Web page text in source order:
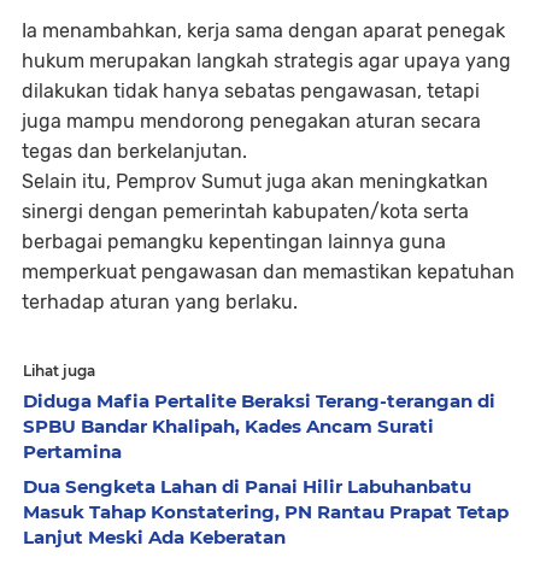
Ia menambahkan, kerja sama dengan aparat penegak
hukum merupakan langkah strategis agar upaya yang
dilakukan tidak hanya sebatas pengawasan, tetapi
juga mampu mendorong penegakan aturan secara
tegas dan berkelanjutan.
Selain itu, Pemprov Sumut juga akan meningkatkan
sinergi dengan pemerintah kabupaten/kota serta
berbagai pemangku kepentingan lainnya guna
memperkuat pengawasan dan memastikan kepatuhan
terhadap aturan yang berlaku.
Lihat juga
Diduga Mafia Pertalite Beraksi Terang-terangan di
SPBU Bandar Khalipah, Kades Ancam Surati
Pertamina
Dua Sengketa Lahan di Panai Hilir Labuhanbatu
Masuk Tahap Konstatering, PN Rantau Prapat Tetap
Lanjut Meski Ada Keberatan